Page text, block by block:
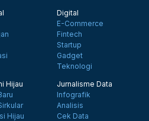
Digital
E-Commerce
Fintech
Startup
Gadget
Teknologi
Hijau
Hijau
Jurnalisme Data
Infografik
Analisis
Cek Data